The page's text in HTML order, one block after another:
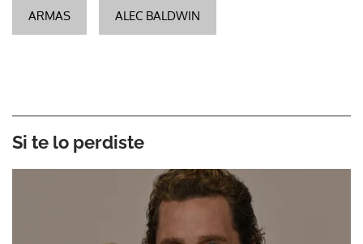
ARMAS ALEC BALDWIN
Si te lo perdiste